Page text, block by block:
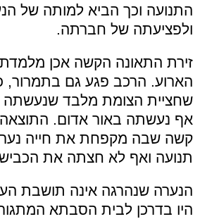
התנועה וכך הביא למותה של
ולפציעתה של חברתה.
זירת התאונה הקשה אכן
הארוע. הרכב פגע גם בתמרור,
שחציית הצומת מלבד שנעשתה
אף נעשתה באור אדום.
קשה שבה מקפחת את חייה
תנועה ואף לא חצתה את
הנערה שנהרגה אינה תושבת
היו בדרכן לבית הסבתא